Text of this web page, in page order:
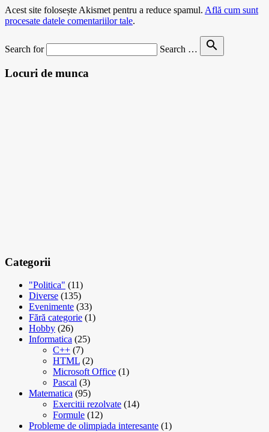
Acest site folosește Akismet pentru a reduce spamul. Află cum sunt
procesate datele comentariilor tale.
Search for Search … search
Locuri de munca
Categorii
"Politica" (11)
Diverse (135)
Evenimente (33)
Fără categorie (1)
Hobby (26)
Informatica (25)
C++ (7)
HTML (2)
Microsoft Office (1)
Pascal (3)
Matematica (95)
Exercitii rezolvate (14)
Formule (12)
Probleme de olimpiada interesante (1)